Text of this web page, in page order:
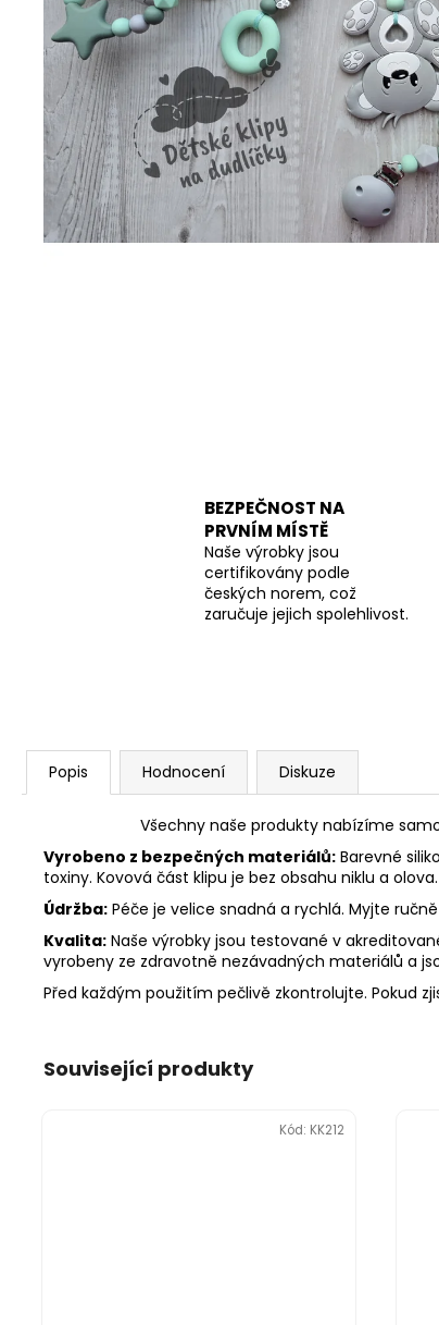
BEZPEČNOST NA
PRVNÍM MÍSTĚ
Naše výrobky jsou
certifikovány podle
českých norem, což
zaručuje jejich spolehlivost.
Popis Hodnocení Diskuze
Všechny naše produkty nabízíme
Vyrobeno z bezpečných materiálů: Barevné
toxiny. Kovová část klipu je bez obsahu niklu a olova.
Údržba: Péče je velice snadná a rychlá. Myjte
Kvalita: Naše výrobky jsou testované v
vyrobeny ze zdravotně nezávadných materiálů a
Před každým použitím pečlivě zkontrolujte. Pokud
Související produkty
Kód: KK212